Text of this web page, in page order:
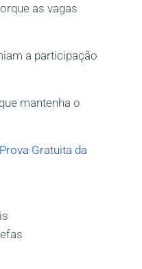
as vagas
a participação
mantenha o
Gratuita da